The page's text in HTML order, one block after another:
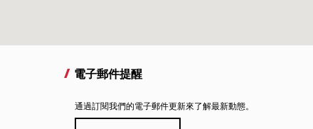
電子郵件提醒
通過訂閱我們的電子郵件更新來了解最新動態。